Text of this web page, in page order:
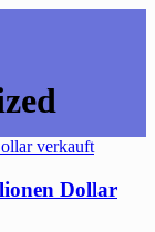
Dollar